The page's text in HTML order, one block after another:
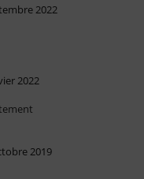
2022
2022
2019